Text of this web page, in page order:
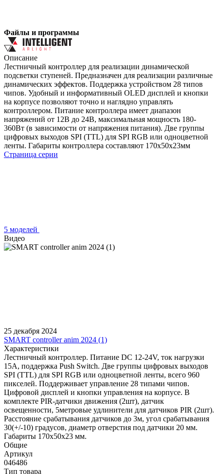
Файлы и программы
Описание
Лестничный контроллер для реализации динамической
подсветки ступеней. Предназначен для реализации различные
динамических эффектов. Поддержка устройством 28 типов
чипов. Удобный и информативный OLED дисплей и кнопки
на корпусе позволяют точно и наглядно управлять
контроллером. Питание контроллера имеет диапазон
напряжений от 12В до 24В, максимальная мощность 180-
360Вт (в зависимости от напряжения питания). Две группы
цифровых выходов SPI (TTL) для SPI RGB или одноцветной
ленты. Габариты контроллера составляют 170х50х23мм
Страница серии
5 моделей
Видео
25 декабря 2024
SMART controller anim 2024 (1)
Характеристики
Лестничный контроллер. Питание DC 12-24V, ток нагрузки
15А, поддержка Push Switch. Две группы цифровых выходов
SPI (TTL) для SPI RGB или одноцветной ленты, всего 960
пикселей. Поддерживает управление 28 типами чипов.
Цифровой дисплей и кнопки управления на корпусе. В
комплекте PIR-датчики движения (2шт), датчик
освещенности, 5метровые удлинители для датчиков PIR (2шт).
Расстояние срабатывания датчиков до 3м, угол срабатывания
30(+/-10) градусов, диаметр отверстия под датчики 20 мм.
Габариты 170х50х23 мм.
Общие
Артикул
046486
Тип товара